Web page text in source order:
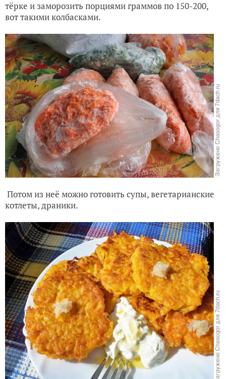
тёрке и заморозить порциями граммов по 150-200,
вот такими колбасками.
Потом из неё можно готовить супы, вегетарианские
котлеты, драники.